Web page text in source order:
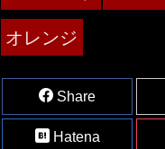
オレンジ
Share
Hatena